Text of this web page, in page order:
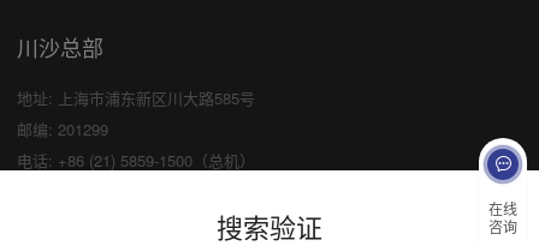
在线
咨询
川沙总部
地址: 上海市浦东新区川大路585号
邮编: 201299
电话: +86 (21) 5859-1500（总机）
×
搜索验证